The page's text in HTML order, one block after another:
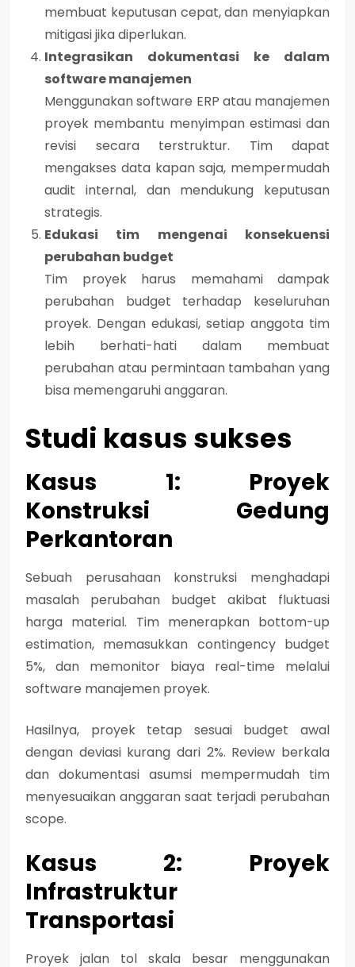
membuat keputusan cepat, dan menyiapkan
mitigasi jika diperlukan.
Integrasikan dokumentasi ke dalam
software manajemen
Menggunakan software ERP atau manajemen
proyek membantu menyimpan estimasi dan
revisi secara terstruktur. Tim dapat
mengakses data kapan saja, mempermudah
audit internal, dan mendukung keputusan
strategis.
Edukasi tim mengenai konsekuensi
perubahan budget
Tim proyek harus memahami dampak
perubahan budget terhadap keseluruhan
proyek. Dengan edukasi, setiap anggota tim
lebih berhati-hati dalam membuat
perubahan atau permintaan tambahan yang
bisa memengaruhi anggaran.
Studi kasus sukses
Kasus 1: Proyek
Konstruksi Gedung
Perkantoran
Sebuah perusahaan konstruksi menghadapi
masalah perubahan budget akibat fluktuasi
harga material. Tim menerapkan bottom-up
estimation, memasukkan contingency budget
5%, dan memonitor biaya real-time melalui
software manajemen proyek.
Hasilnya, proyek tetap sesuai budget awal
dengan deviasi kurang dari 2%. Review berkala
dan dokumentasi asumsi mempermudah tim
menyesuaikan anggaran saat terjadi perubahan
scope.
Kasus 2: Proyek
Infrastruktur
Transportasi
Proyek jalan tol skala besar menggunakan